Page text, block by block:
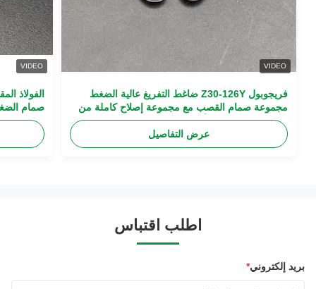
VIDEO
فريجوبول Z30-126Y ضاغط التفريغ عالية الضغط
مجموعة صمام القصب مع مجموعة إصلاح كاملة من
الفولاذ المقاوم للصدأ
عرض التفاصيل
VIDEO
صمام
اطلب اقتباس
بريد إلكتروني*